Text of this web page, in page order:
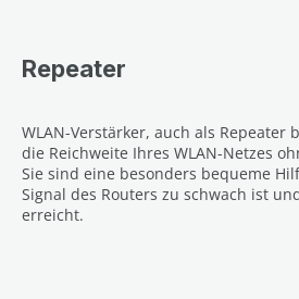
Repeater
WLAN-Verstärker, auch als Repeater
die Reichweite Ihres WLAN-Netzes
Sie sind eine besonders bequeme
Signal des Routers zu schwach ist
erreicht.